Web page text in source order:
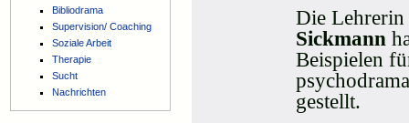
Die
Sickmann
Beispielen
gestellt.
Bibliodrama
Supervision/ Coaching
Soziale Arbeit
Therapie
Sucht
Nachrichten